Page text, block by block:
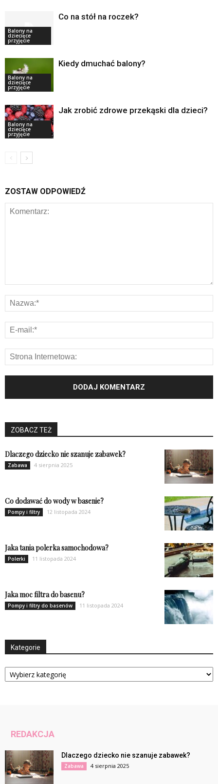
Balony na
dziecięce
przyjęcie
Co na stół na roczek?
Balony na
dziecięce
przyjęcie
Kiedy dmuchać balony?
Balony na
dziecięce
przyjęcie
Jak zrobić zdrowe przekąski dla dzieci?
ZOSTAW ODPOWIEDŹ
ZOBACZ TEŻ
Dlaczego dziecko nie szanuje zabawek?
Zabawa 4 sierpnia 2025
Co dodawać do wody w basenie?
Pompy i filtry 12 listopada 2024
Jaka tania polerka samochodowa?
Polerki 11 listopada 2024
Jaka moc filtra do basenu?
Pompy i filtry do basenów 11 listopada 2024
Kategorie
Kategorie
REDAKCJA
Dlaczego dziecko nie szanuje zabawek?
Zabawa 4 sierpnia 2025